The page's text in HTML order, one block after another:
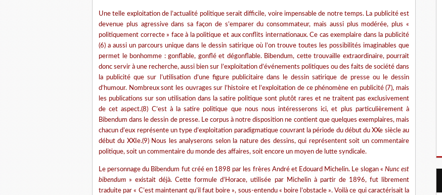
Une telle exploitation de l’actualité politique serait difficile, voire impensable de notre temps. La publicité est
devenue plus agressive dans sa façon de s’emparer du consommateur, mais aussi plus modérée, plus «
politiquement correcte » face à la politique et aux conflits internationaux. Ce cas exemplaire dans la publicité
(6) a aussi un parcours unique dans le dessin satirique où l’on trouve toutes les possibilités imaginables que
permet le bonhomme : gonflable, gonflé et dégonflable. Bibendum, cette trouvaille extraordinaire, pourrait
donc servir à une recherche, aussi bien sur l’exploitation d’événements politiques ou des faits de société dans
la publicité que sur l’utilisation d’une figure publicitaire dans le dessin satirique de presse ou le dessin
d’humour. Nombreux sont les ouvrages sur l’histoire et l’exploitation de ce phénomène en publicité (7), mais
les publications sur son utilisation dans la satire politique sont plutôt rares et ne traitent pas exclusivement
de cet aspect.(8) C’est à la satire politique que nous nous intéresserons ici, et plus particulièrement à
Bibendum dans le dessin de presse. Le corpus à notre disposition ne contient que quelques exemplaires, mais
chacun d’eux représente un type d’exploitation paradigmatique couvrant la période du début du XXe siècle au
début du XXIe.(9) Nous les analyserons selon la nature des dessins, qui représentent soit un commentaire
politique, soit un commentaire du monde des affaires, soit encore un moyen de lutte syndicale.
Le personnage du Bibendum fut créé en 1898 par les frères André et Edouard Michelin. Le slogan « Nunc est
bibendum » existait déjà. Cette formule d’Horace, utilisée par Michelin à partir de 1896, fut librement
traduite par « C’est maintenant qu’il faut boire », sous-entendu « boire l’obstacle ». Voilà ce qui caractérisait la